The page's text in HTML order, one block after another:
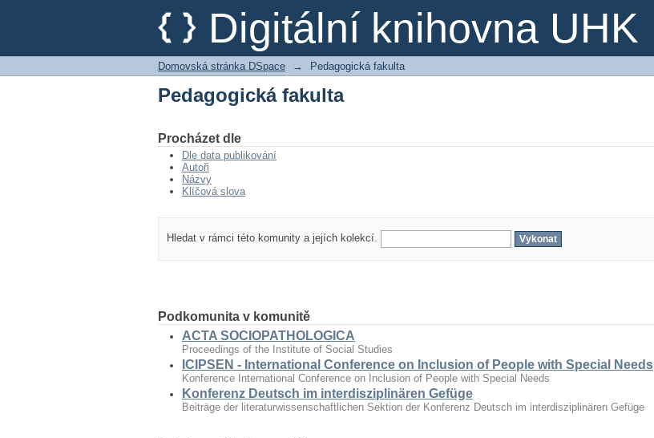
Digitální knihovna UHK
Pedagogická fakulta
Domovská stránka DSpace → Pedagogická fakulta
Pedagogická fakulta
Procházet dle
Dle data publikování
Autoři
Názvy
Klíčová slova
Hledat v rámci této komunity a jejích kolekcí.
Podkomunita v komunitě
ACTA SOCIOPATHOLOGICA
Proceedings of the Institute of Social Studies
ICIPSEN - International Conference on Inclusion of People with Special Needs
Konference International Conference on Inclusion of People with Special Needs
Konferenz Deutsch im interdisziplinären Gefüge
Beiträge der literaturwissenschaftlichen Sektion der Konferenz Deutsch im interdisziplinären Gefüge